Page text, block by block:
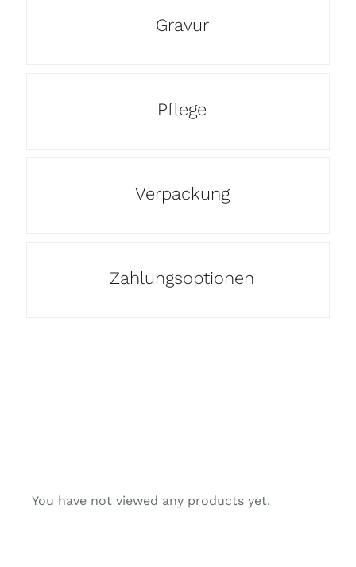
Gravur
Pflege
Verpackung
Zahlungsoptionen
You have not viewed any products yet.